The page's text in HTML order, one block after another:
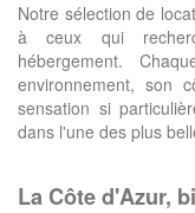
Notre sélection de
à ceux qui
hébergement.
environnement, son
sensation si
dans l'une des plus
La Côte d'Azur,